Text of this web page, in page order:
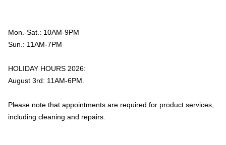
Mon.-Sat.: 10AM-9PM
Sun.: 11AM-7PM
HOLIDAY HOURS 2026:
August 3rd: 11AM-6PM.
Please note that appointments are required for product services,
including cleaning and repairs.